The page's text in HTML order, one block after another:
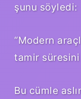
şunu söyledi:
“Modern
tamir süresini
Bu cümle